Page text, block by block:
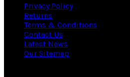
Privacy Policy
Returns
Terms & Conditions
Contact Us
Latest News
Our Sitemap